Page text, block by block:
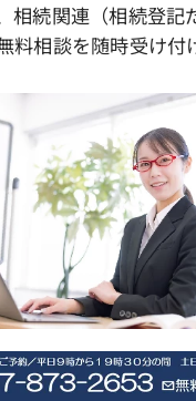
相続関連（相続登記
料相談を随時受け付